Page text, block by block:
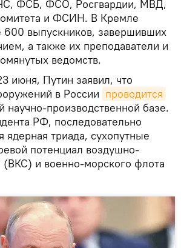
ФСБ, ФСО, Росгвардии, МВД,
и ФСИН. В Кремле
600 выпускников, завершивших
а также их преподаватели и
ведомств.
июня, Путин заявил, что
в России проводится
научно-производственной базе.
РФ, последовательно
ядерная триада, сухопутные
потенциал воздушно-
(ВКС) и военно-морского флота